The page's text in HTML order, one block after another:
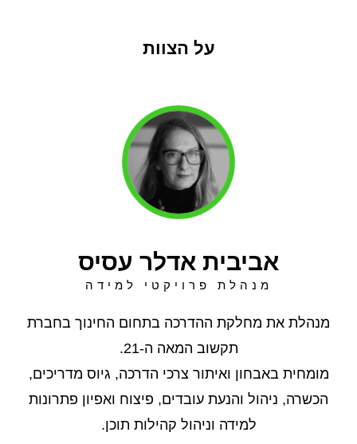
על הצוות
אביבית אדלר עסיס
מנהלת פרויקטי למידה
מנהלת את מחלקת ההדרכה בתחום החינוך בחברת
תקשוב המאה ה-21.
מומחית באבחון ואיתור צרכי הדרכה, גיוס מדריכים,
הכשרה, ניהול והנעת עובדים, פיצוח ואפיון פתרונות
למידה וניהול קהילות תוכן.